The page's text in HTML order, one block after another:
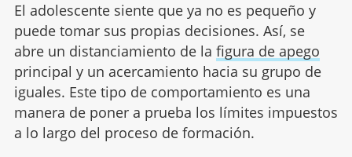
El adolescente siente que ya no es pequeño y
puede tomar sus propias decisiones. Así, se
abre un distanciamiento de la figura de apego
principal y un acercamiento hacia su grupo de
iguales. Este tipo de comportamiento es una
manera de poner a prueba los límites impuestos
a lo largo del proceso de formación.